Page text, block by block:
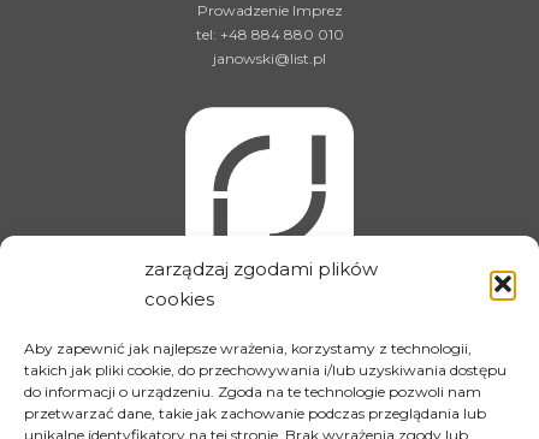
zarządzaj zgodami plików
cookies
Aby zapewnić jak najlepsze wrażenia, korzystamy z technologii,
takich jak pliki cookie, do przechowywania i/lub uzyskiwania dostępu
do informacji o urządzeniu. Zgoda na te technologie pozwoli nam
przetwarzać dane, takie jak zachowanie podczas przeglądania lub
unikalne identyfikatory na tej stronie. Brak wyrażenia zgody lub
Prowadzenie Imprez
tel: +48 884 880 010
janowski@list.pl
MPM - My Personal Management
MONIKA JANOWSKA
PR, Reklama, Media, Teatr, Film,